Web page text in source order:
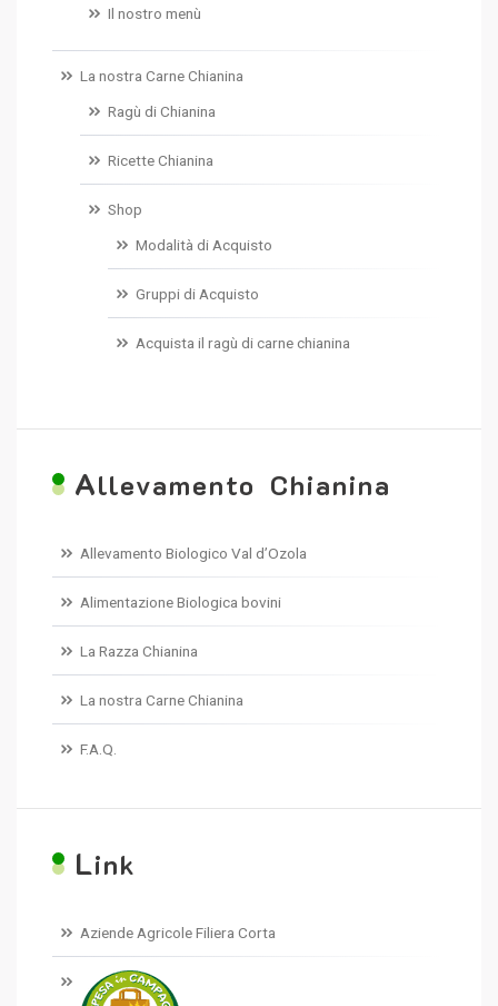
Il nostro menù
La nostra Carne Chianina
Ragù di Chianina
Ricette Chianina
Shop
Modalità di Acquisto
Gruppi di Acquisto
Acquista il ragù di carne chianina
Allevamento Chianina
Allevamento Biologico Val d’Ozola
Alimentazione Biologica bovini
La Razza Chianina
La nostra Carne Chianina
F.A.Q.
Link
Aziende Agricole Filiera Corta